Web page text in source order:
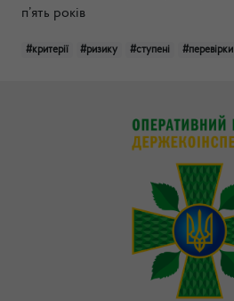
п’ять років
#критерії #ризику #ступені #перевірки